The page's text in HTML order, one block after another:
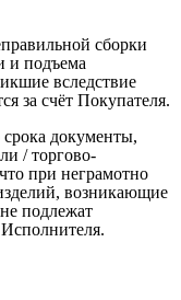
сборки
и подъема
вследствие
за счёт Покупателя.
документы,
/ торгово-
при неграмотно
возникающие
подлежат